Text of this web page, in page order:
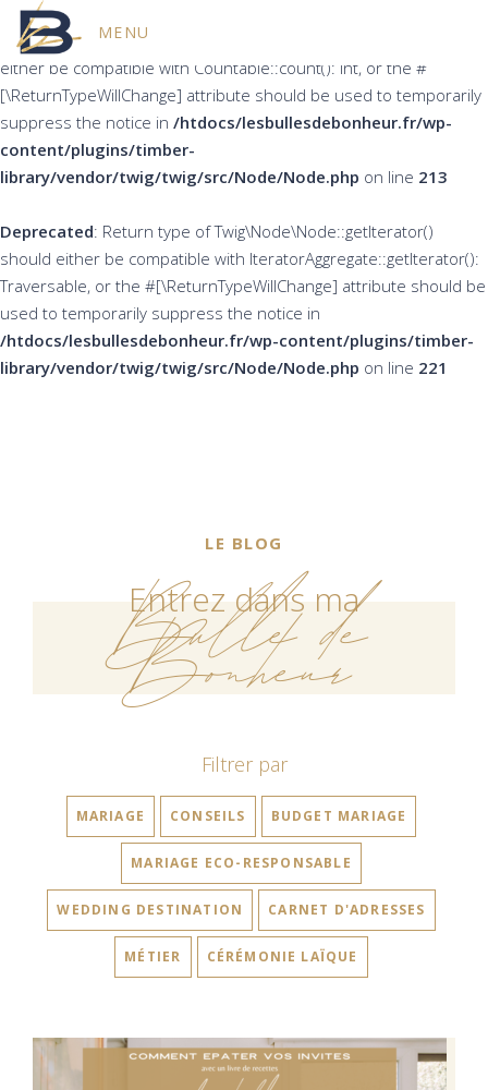
Deprecated
: Return type of Twig\Node\Node::count() should
either be compatible with Countable::count(): int, or the #
[\ReturnTypeWillChange] attribute should be used to temporarily
suppress the notice in /htdocs/lesbullesdebonheur.fr/wp-
content/plugins/timber-
library/vendor/twig/twig/src/Node/Node.php on line 213
Deprecated: Return type of Twig\Node\Node::getIterator()
should either be compatible with IteratorAggregate::getIterator():
Traversable, or the #[\ReturnTypeWillChange] attribute should be
used to temporarily suppress the notice in
/htdocs/lesbullesdebonheur.fr/wp-content/plugins/timber-
library/vendor/twig/twig/src/Node/Node.php on line 221
MENU
LE BLOG
Entrez dans ma
Bulle de
Bonheur
Filtrer par
MARIAGE CONSEILS BUDGET MARIAGE
MARIAGE ECO-RESPONSABLE
WEDDING DESTINATION CARNET D'ADRESSES
MÉTIER CÉRÉMONIE LAÏQUE